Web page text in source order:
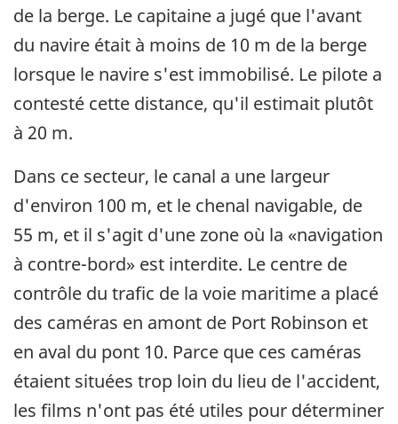
de la berge. Le capitaine a jugé que l'avant
du navire était à moins de 10 m de la berge
lorsque le navire s'est immobilisé. Le pilote a
contesté cette distance, qu'il estimait plutôt
à 20 m.
Dans ce secteur, le canal a une largeur
d'environ 100 m, et le chenal navigable, de
55 m, et il s'agit d'une zone où la «navigation
à contre-bord» est interdite. Le centre de
contrôle du trafic de la voie maritime a placé
des caméras en amont de Port Robinson et
en aval du pont 10. Parce que ces caméras
étaient situées trop loin du lieu de l'accident,
les films n'ont pas été utiles pour déterminer